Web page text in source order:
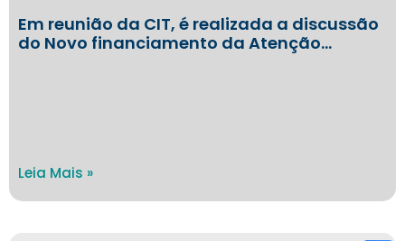
Em reunião da CIT, é realizada a discussão
do Novo financiamento da Atenção…
Leia Mais »